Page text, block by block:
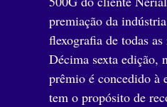
premiação da
flexografia de todas
Décima sexta
prêmio é concedido à
tem o propósito de